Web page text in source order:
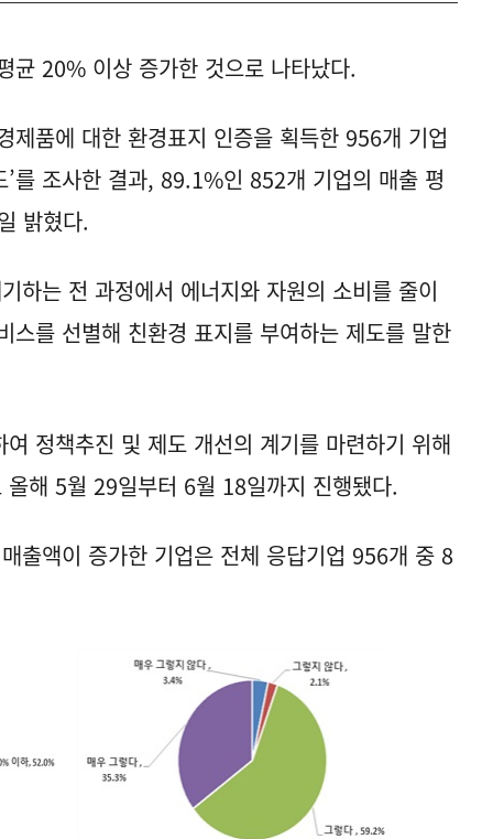
균 20% 이상 증가한 것으로 나타났다.
제품에 대한 환경표지 인증을 획득한 956개 기업
’를 조사한 결과, 89.1%인 852개 기업의 매출 평
밝혔다.
하는 전 과정에서 에너지와 자원의 소비를 줄이
스를 선별해 친환경 표지를 부여하는 제도를 말한
정책추진 및 제도 개선의 계기를 마련하기 위해
해 5월 29일부터 6월 18일까지 진행됐다.
출액이 증가한 기업은 전체 응답기업 956개 중 8